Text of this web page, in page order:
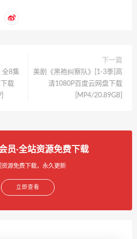
全8集
载
下一篇
美剧《黑袍纠察队》[1-3季]高
清1080P百度云网盘下载
[MP4/20.89GB]
员·全站资源免费下载
资源免费下载，永久更新
立即查看